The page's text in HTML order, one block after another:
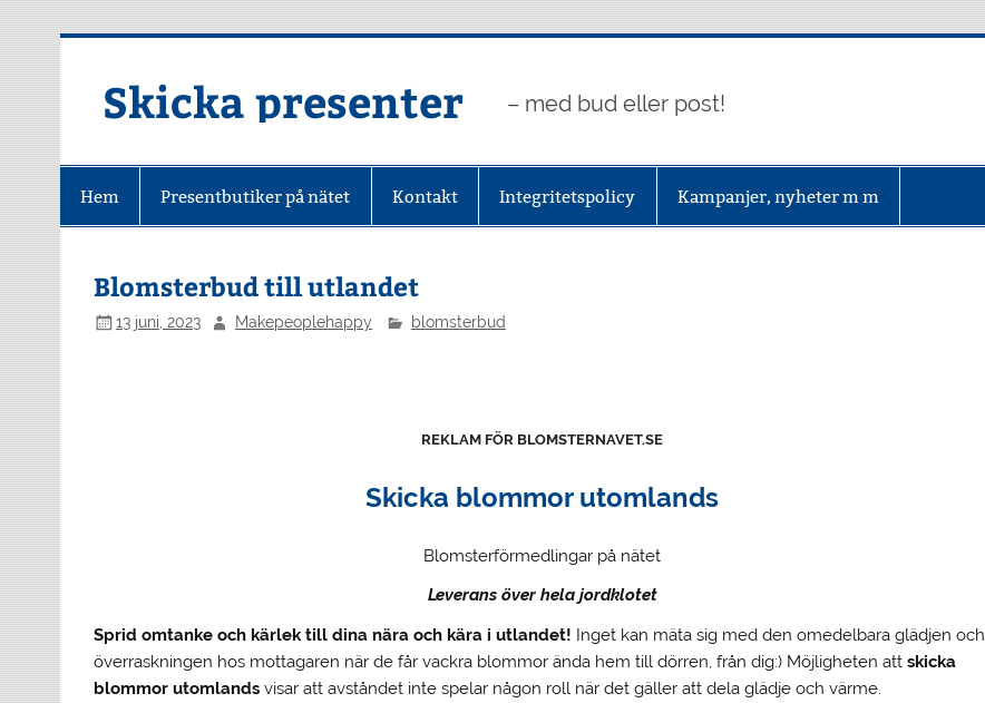
Skicka presenter – med bud eller post!
Hem Presentbutiker på nätet Kontakt Integritetspolicy Kampanjer, nyheter m m
Blomsterbud till utlandet
13 juni, 2023 Makepeoplehappy blomsterbud
REKLAM FÖR BLOMSTERNAVET.SE
Skicka blommor utomlands
Blomsterförmedlingar på nätet
Leverans över hela jordklotet
Sprid omtanke och kärlek till dina nära och kära i utlandet! Inget kan mäta sig med den omedelbara glädjen och
överraskningen hos mottagaren när de får vackra blommor ända hem till dörren, från dig:) Möjligheten attskicka
blommor utomlands visar att avståndet inte spelar någon roll när det gäller att dela glädje och värme.